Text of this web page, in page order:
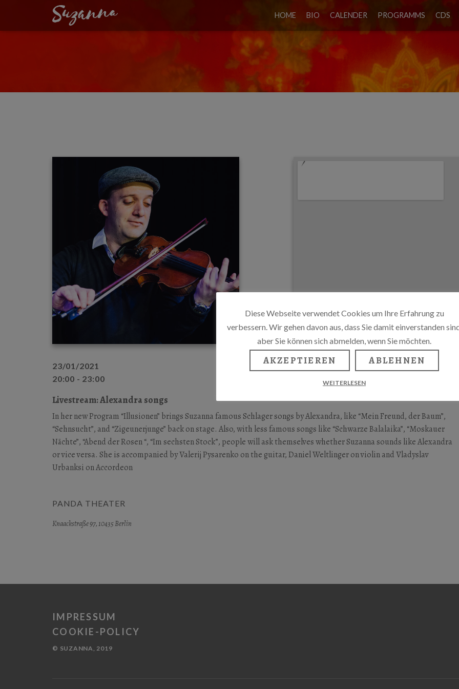
HOME BIO CALENDER PROGRAMMS CDS
23/01/2021
20:00 - 23:00
Livestream: Alexandra songs
In her new Program “Illusionen” brings Suzanna famous Schlager songs by Alexandra, like “Mein Freund, der Baum”,
“Sehnsucht”, and “Zigeunerjunge” back on stage. Also, with less famous songs like “Schwarze Balalaika”, “Moskauer
Nächte”, “Abend der Rosen “, “Im sechsten Stock”, people will ask themselves whether Suzanna sounds like Alexandra
or vice versa. She is accompanied by Valerij Pysarenko on the guitar, Daniel Weltlinger on violin and Vladyslav
Urbanksi on Accordeon
PANDA THEATER
Knaackstraße 97, 10435 Berlin
IMPRESSUM
COOKIE-POLICY
© SUZANNA, 2019
Diese Webseite verwendet Cookies um Ihre Erfahrung zu
verbessern. Wir gehen davon aus, dass Sie damit einverstanden
aber Sie können sich abmelden, wenn Sie möchten.
AKZEPTIEREN ABLEHNEN
WEITERLESEN